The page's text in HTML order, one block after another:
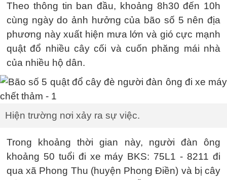
Theo thông tin ban đầu, khoảng 8h30 đến 10h
cùng ngày do ảnh hưởng của bão số 5 nên địa
phương này xuất hiện mưa lớn và gió cực mạnh
quật đổ nhiều cây cối và cuốn phăng mái nhà
của nhiều hộ dân.
Hiện trường nơi xảy ra sự việc.
Trong khoảng thời gian này, người đàn ông
khoảng 50 tuổi đi xe máy BKS: 75L1 - 8211 đi
qua xã Phong Thu (huyện Phong Điền) và bị cây